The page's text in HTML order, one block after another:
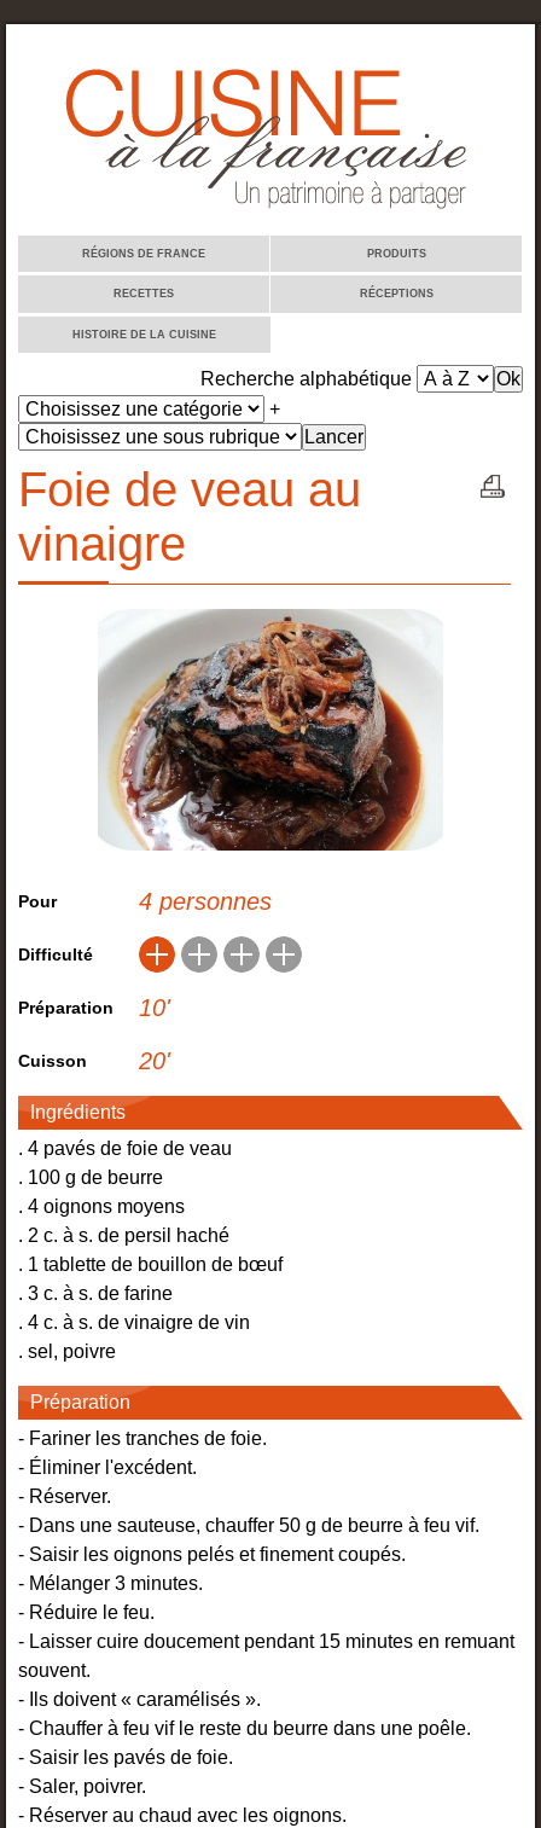
RÉGIONS DE FRANCE PRODUITS
RECETTES RÉCEPTIONS
HISTOIRE DE LA CUISINE
Recherche alphabétique
+
Foie de veau au
vinaigre
Pour 4 personnes
Difficulté
Préparation 10'
Cuisson 20'
Ingrédients
. 4 pavés de foie de veau
. 100 g de beurre
. 4 oignons moyens
. 2 c. à s. de persil haché
. 1 tablette de bouillon de bœuf
. 3 c. à s. de farine
. 4 c. à s. de vinaigre de vin
. sel, poivre
Préparation
- Fariner les tranches de foie.
- Éliminer l'excédent.
- Réserver.
- Dans une sauteuse, chauffer 50 g de beurre à feu vif.
- Saisir les oignons pelés et finement coupés.
- Mélanger 3 minutes.
- Réduire le feu.
- Laisser cuire doucement pendant 15 minutes en remuant
souvent.
- Ils doivent « caramélisés ».
- Chauffer à feu vif le reste du beurre dans une poêle.
- Saisir les pavés de foie.
- Saler, poivrer.
- Réserver au chaud avec les oignons.